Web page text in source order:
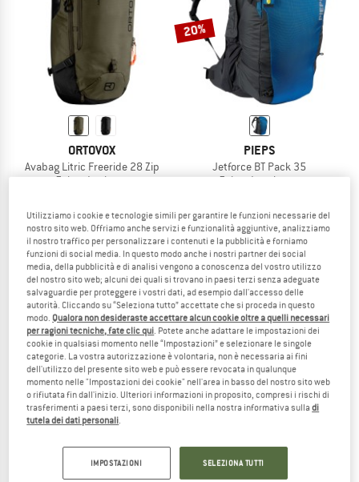
ORTOVOX
Avabag Litric Freeride 28 Zip
Zaino da zip-on
5,0(1)
20%
PIEPS
Jetforce BT Pack 35
Zaino da valanga
(0)
ORTOVOX
Avabag Litric Tour 30 Zip
ORTOVOX
Avabag Litric Tour 36S Zip
Utilizziamo i cookie e tecnologie simili per garantire le funzioni necessarie del
nostro sito web. Offriamo anche servizi e funzionalità aggiuntive, analizziamo
il nostro traffico per personalizzare i contenuti e la pubblicità e forniamo
funzioni di social media. In questo modo anche i nostri partner dei social
media, della pubblicità e di analisi vengono a conoscenza del vostro utilizzo
del nostro sito web; alcuni dei quali si trovano in paesi terzi senza adeguate
salvaguardie per proteggere i vostri dati, ad esempio dall'accesso delle
autorità. Cliccando su “Seleziona tutto” accettate che si proceda in questo
modo. Qualora non desideraste accettare alcun cookie oltre a quelli necessari
per ragioni tecniche, fate clic qui. Potete anche adattare le impostazioni dei
cookie in qualsiasi momento nelle “Impostazioni” e selezionare le singole
categorie. La vostra autorizzazione è volontaria, non è necessaria ai fini
dell'utilizzo del presente sito web e può essere revocata in qualunque
momento nelle "Impostazioni dei cookie" nell'area in basso del nostro sito web
o rifiutata fin dall'inizio. Ulteriori informazioni in proposito, compresi i rischi di
trasferimenti a paesi terzi, sono disponibili nella nostra informativa sulladi
tutela dei dati personali.
IMPOSTAZIONI SELEZIONA TUTTI